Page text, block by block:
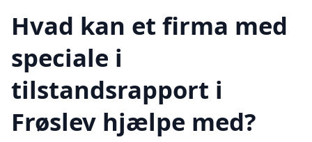
Hvad kan et firma med
speciale i
tilstandsrapport i
Frøslev hjælpe med?